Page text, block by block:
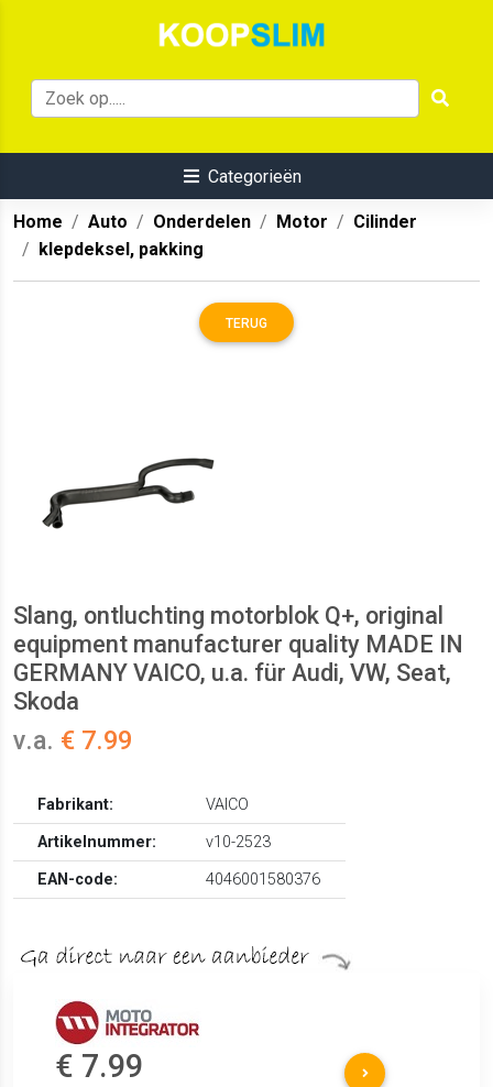
Categorieën
Home Auto Onderdelen Motor
Cilinder
klepdeksel, pakking
TERUG
Slang, ontluchting motorblok Q+, original
equipment manufacturer quality MADE IN
GERMANY VAICO, u.a. für Audi, VW, Seat,
Skoda
v.a. € 7.99
Fabrikant:
VAICO
Artikelnummer:
v10-2523
EAN-code:
4046001580376
€ 7.99